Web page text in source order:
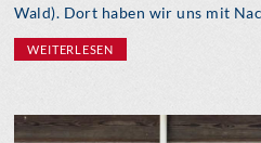
Wald). Dort haben wir uns mit
WEITERLESEN